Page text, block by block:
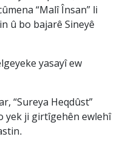
“Malî Însan” li
û bo bajarê Sineyê
yasayî ew
“Sureya Heqdûst”
yek ji girtîgehên ewlehî